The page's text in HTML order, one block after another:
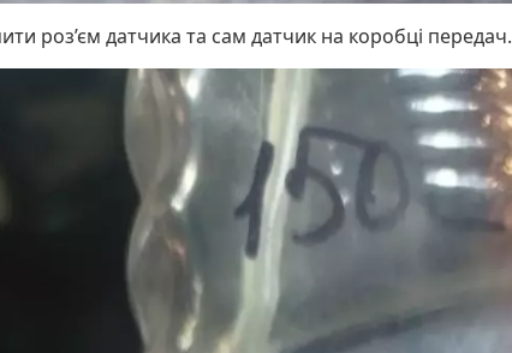
роз’єм датчика та сам датчик на коробці передач.